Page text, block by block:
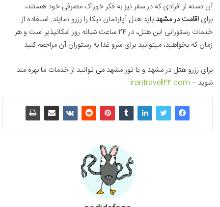
آن دسته از افرادی که در سفر نیز به فکر خوراک مصرفی خود هستند،
برای اقامت در مشهدباید هتل آپارتمان نیکا را رزرو نمایند. استفاده از
خدمات رستورانی این هتل، در 24 ساعت شبانه روز امکان‎پذیر است و هر
زمان که بخواهید، می‎توانید برای سرو غذا به رستوران آن مراجعه کنید.
برای رزرو هتل در مشهد و یا تور مشهد می توانید از خدمات ما بهره مند
شوید –